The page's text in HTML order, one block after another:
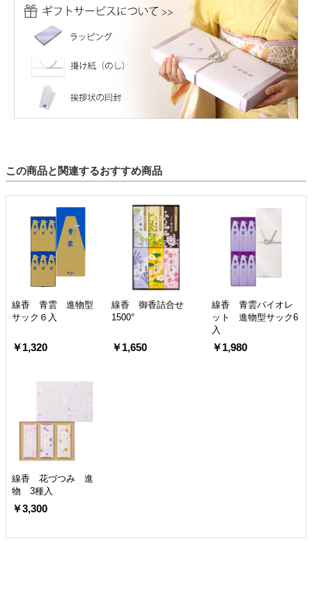
この商品と関連するおすすめ商品
線香 青雲 進物型
サック６入
￥1,320
線香 御香詰合せ
1500°
￥1,650
線香 青雲バイオレ
ット 進物型サック6
入
￥1,980
線香 花づつみ 進
物 3種入
￥3,300